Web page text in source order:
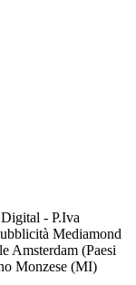
- P.Iva
Mediamond
Amsterdam (Paesi
Monzese (MI)